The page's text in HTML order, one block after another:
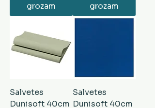
grozam
grozam
Salvetes
Dunisoft 40cm
Salvetes
Dunisoft 40cm